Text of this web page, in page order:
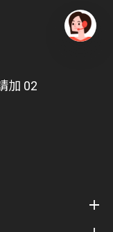
加 02